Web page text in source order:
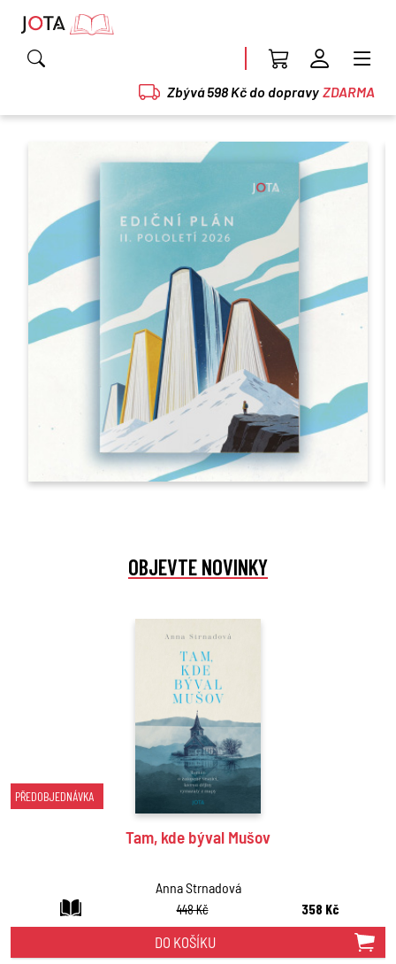
Zbývá 598 Kč do dopravy ZDARMA
OBJEVTE NOVINKY
PŘEDOBJEDNÁVKA
Tam, kde býval Mušov
Anna Strnadová
448 Kč
358 Kč
DO KOŠÍKU